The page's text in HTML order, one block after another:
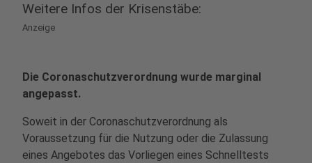
Weitere Infos der Krisenstäbe:
Anzeige
Die Coronaschutzverordnung wurde marginal
angepasst.
Soweit in der Coronaschutzverordnung als
Voraussetzung für die Nutzung oder die Zulassung
eines Angebotes das Vorliegen eines Schnelltests